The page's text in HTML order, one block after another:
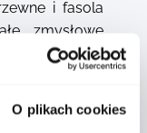
O plikach cookies
i fasola
zmysłowe
przyprawowy
jak i na